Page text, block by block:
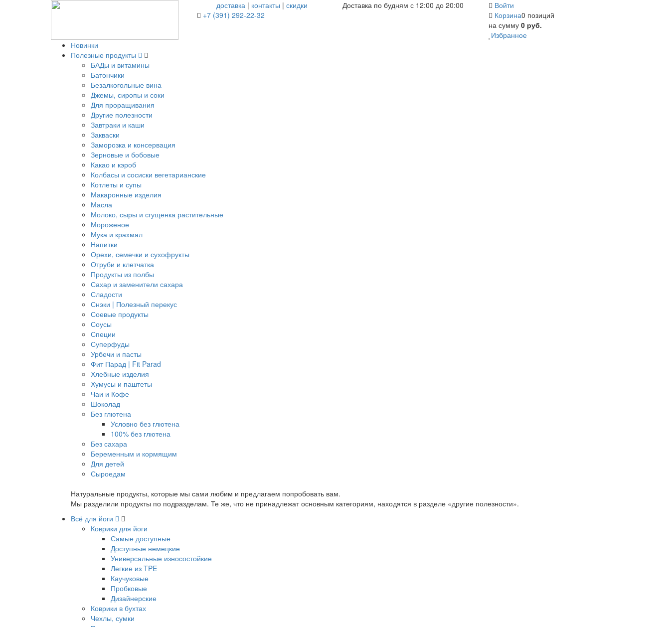
доставка | контакты |скидки
+7 (391) 292-22-32
Доставка по будням с 12:00 до 20:00
Войти
Корзина0 позиций
на сумму 0 руб.
Избранное
Новинки
Полезные продукты
БАДы и витамины
Батончики
Безалкогольные вина
Джемы, сиропы и соки
Для проращивания
Другие полезности
Завтраки и каши
Закваски
Заморозка и консервация
Зерновые и бобовые
Какао и кэроб
Колбасы и сосиски вегетарианские
Котлеты и супы
Макаронные изделия
Масла
Молоко, сыры и сгущенка растительные
Мороженое
Мука и крахмал
Напитки
Орехи, семечки и сухофрукты
Отруби и клетчатка
Продукты из полбы
Сахар и заменители сахара
Сладости
Снэки | Полезный перекус
Соевые продукты
Соусы
Специи
Суперфуды
Урбечи и пасты
Фит Парад | Fit Parad
Хлебные изделия
Хумусы и паштеты
Чаи и Кофе
Шоколад
Без глютена
Условно без глютена
100% без глютена
Без сахара
Беременным и кормящим
Для детей
Сыроедам
Натуральные продукты, которые мы сами любим и предлагаем попробовать вам.
Мы разделили продукты по подразделам. Те же, что не принадлежат основным категориям, находятся в разделе «другие полезности».
Всё для йоги
Коврики для йоги
Самые доступные
Доступные немецкие
Универсальные износостойкие
Легкие из TPE
Каучуковые
Пробковые
Дизайнерские
Коврики в бухтах
Чехлы, сумки